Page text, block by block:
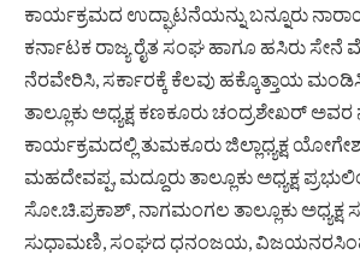
ಕಾರ್ಯಕ್ರಮದ ಉದ್ಘಾಟನೆಯನ್ನು ಬನ್ನೂರು
ಕರ್ನಾಟಕ ರಾಜ್ಯ ರೈತ ಸಂಘ ಹಾಗೂ ಹಸಿರು ಸೇನೆ
ನೆರವೇರಿಸಿ, ಸರ್ಕಾರಕ್ಕೆ ಕೆಲವು ಹಕ್ಕೊತ್ತಾಯ
ತಾಲ್ಲೂಕು ಅಧ್ಯಕ್ಷ ಕಣಕೂರು ಚಂದ್ರಶೇಖರ್ ಅವರ
ಕಾರ್ಯಕ್ರಮದಲ್ಲಿ ತುಮಕೂರು ಜಿಲ್ಲಾಧ್ಯಕ್ಷ
ಮಹದೇವಪ್ಪ, ಮದ್ದೂರು ತಾಲ್ಲೂಕು ಅಧ್ಯಕ್ಷ
ಸೋ.ಚಿ.ಪ್ರಕಾಶ್, ನಾಗಮಂಗಲ ತಾಲ್ಲೂಕು ಅಧ್ಯಕ್ಷ
ಸುಧಾಮಣಿ, ಸಂಘದ ಧನಂಜಯ,